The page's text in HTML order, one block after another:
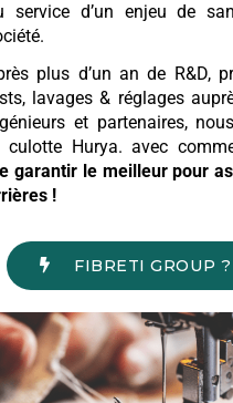
service d’un enjeu de
plus d’un an de R&D,
lavages & réglages
et partenaires,
culotte Hurya. avec
garantir le meilleur pour
!
FIBRETI GROUP ?